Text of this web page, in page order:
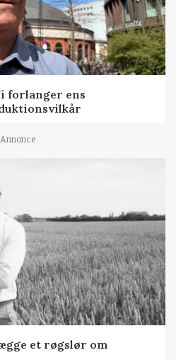
forlanger ens
Annonce
et røgslør om